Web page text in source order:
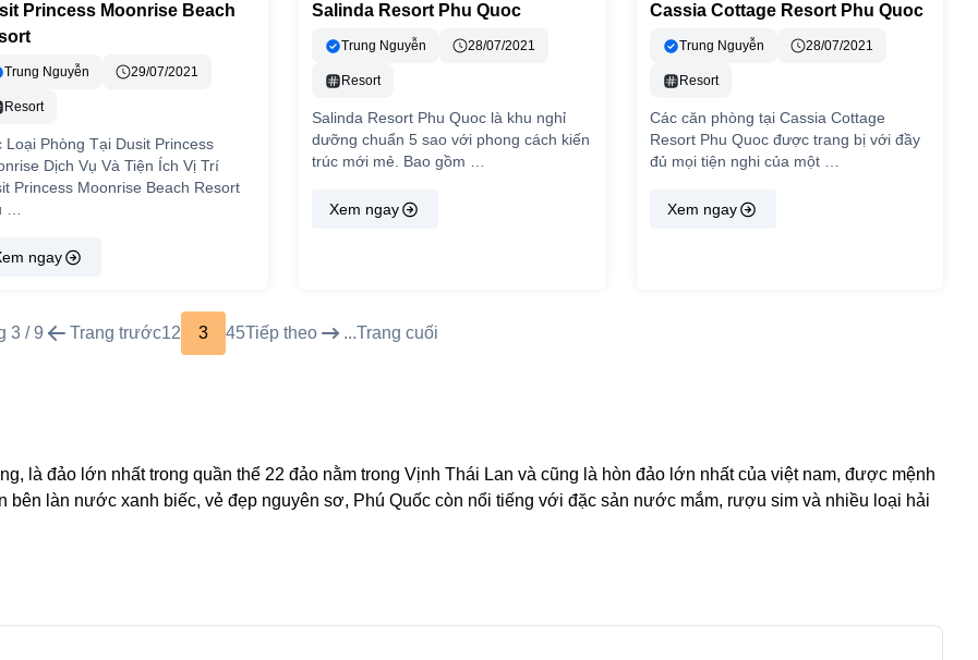
Princess Moonrise Beach
Trung Nguyễn 29/07/2021
Resort
Loại Phòng Tại Dusit Princess
Dịch Vụ Và Tiện Ích Vị Trí
Princess Moonrise Beach Resort
…
ngay
Salinda Resort Phu Quoc
Trung Nguyễn 28/07/2021
Resort
Salinda Resort Phu Quoc là khu nghỉ
dưỡng chuẩn 5 sao với phong cách kiến
trúc mới mẻ. Bao gồm …
Xem ngay
Cassia Cottage Resort Phu Quoc
Trung Nguyễn 28/07/2021
Resort
Các căn phòng tại Cassia Cottage
Resort Phu Quoc được trang bị với đầy
đủ mọi tiện nghi của một …
Xem ngay
3 / 9 Trang trước12 3 45Tiếp theo ...Trang cuối
là đảo lớn nhất trong quần thể 22 đảo nằm trong Vịnh Thái Lan và cũng là hòn đảo lớn nhất của việt nam, được mệnh
làn nước xanh biếc, vẻ đẹp nguyên sơ, Phú Quốc còn nổi tiếng với đặc sản nước mắm, rượu sim và nhiều loại hải